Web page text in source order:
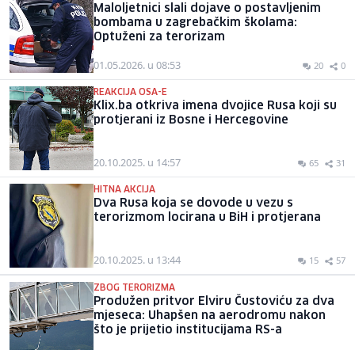
Maloljetnici slali dojave o postavljenim
bombama u zagrebačkim školama:
Optuženi za terorizam
01.05.2026. u 08:53 20 0
REAKCIJA OSA-E
Klix.ba otkriva imena dvojice Rusa koji su
protjerani iz Bosne i Hercegovine
20.10.2025. u 14:57 65 31
HITNA AKCIJA
Dva Rusa koja se dovode u vezu s
terorizmom locirana u BiH i protjerana
20.10.2025. u 13:44 15 57
ZBOG TERORIZMA
Produžen pritvor Elviru Čustoviću za dva
mjeseca: Uhapšen na aerodromu nakon
što je prijetio institucijama RS-a